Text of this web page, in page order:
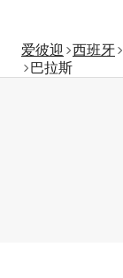
爱彼迎 西班牙
巴拉斯